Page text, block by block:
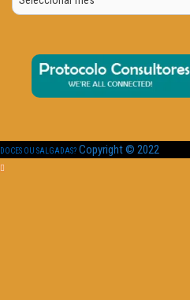
Data
DOCES OU SALGADAS? Copyright © 2022